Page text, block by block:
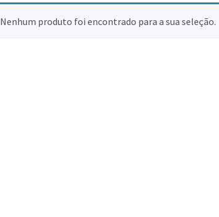
Nenhum produto foi encontrado para a sua seleção.